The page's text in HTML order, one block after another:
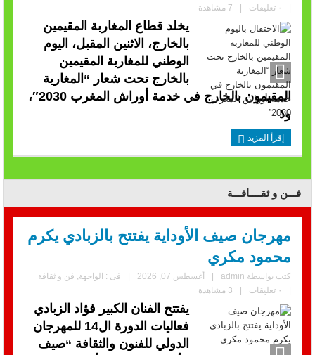
٠ تعليقات 7 مشاهدة
يخلد قطاع المغاربة المقيمين
بالخارج، الاثنين المقبل، اليوم
الوطني للمغاربة المقيمين
بالخارج تحت شعار “المغاربة
المقيمون بالخارج في خدمة أوراش المغرب 2030″،
وذ
إقرأ المزيد
فـــن و ثقــــافـــة
مهرجان صيف الأوداية يفتتح بالزبادي يكرم
محمود مكري
كتب بواسطة admin أغسطس 07, 2026 فى : الواجهة, فن و ثقافة
٠ تعليقات 3 مشاهدة
يفتتح الفنان الكبير فؤاد الزبادي
فعاليات الدورة ال14 للمهرجان
الدولي للفنون والثقافة “صيف